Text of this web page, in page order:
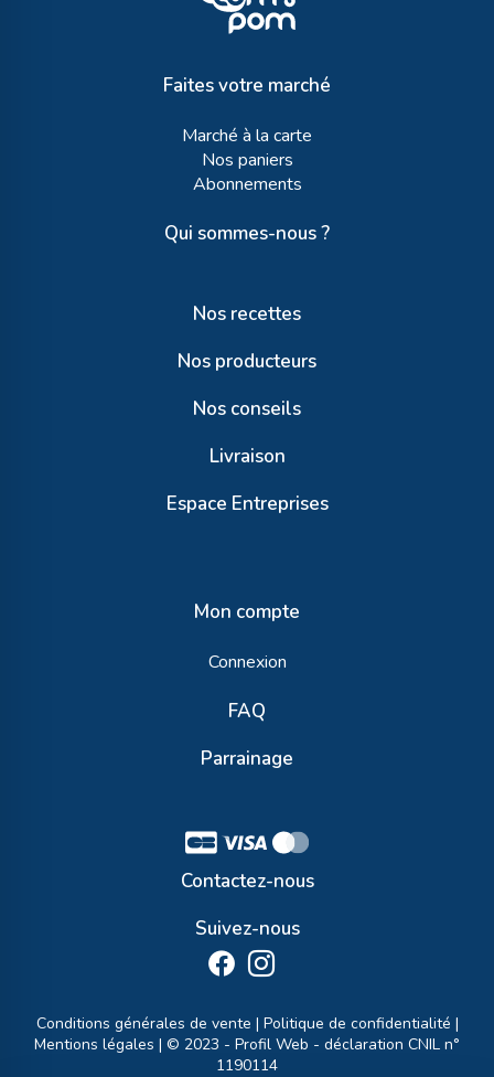
Faites votre marché
Marché à la carte
Nos paniers
Abonnements
Qui sommes-nous ?
Nos recettes
Nos producteurs
Nos conseils
Livraison
Espace Entreprises
Mon compte
Connexion
FAQ
Parrainage
Contactez-nous
Suivez-nous
Conditions générales de vente | Politique de confidentialité |
Mentions légales | © 2023 - Profil Web - déclaration CNIL n°
1190114